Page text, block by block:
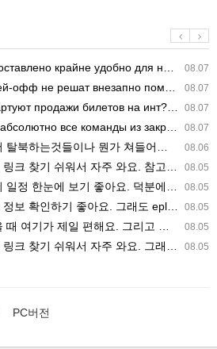
08.07
крайне удобно для нашего часово…
08.07
решат внезапно поменять. https:/…
08.07
продажи билетов на инт? https://g…
08.07
все команды из закрытых квали…
08.06
어오는 낌새를 미리 알아차리기 위함이지 저걸 전쟁준비라고 하…
08.05
요. 참고로 무료스포츠중계 정보 확인할 때 출처 꼭 체크해요.…
08.05
아요. 덕분에 epl중계 볼 때 공식 중계 채널 먼저 찾아봐요. …
08.05
. 그래도 epl중계 볼 때 공식 중계 채널 먼저 찾아봐요. 북마크…
08.05
리고 무료스포츠중계 정보 확인할 때 출처 꼭 체크해요. 앞…
08.05
요. 그래서 해외축구중계도 정식 서비스로 봐야 안전해요. 다음…
PC버전